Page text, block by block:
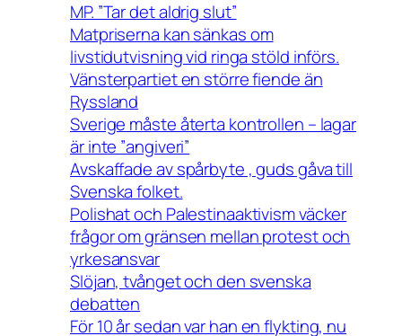
MP. ”Tar det aldrig slut”
Matpriserna kan sänkas om
livstidutvisning vid ringa stöld införs.
Vänsterpartiet en större fiende än
Ryssland
Sverige måste återta kontrollen – lagar
är inte ”angiveri”
Avskaffade av spårbyte , guds gåva till
Svenska folket.
Polishat och Palestinaaktivism väcker
frågor om gränsen mellan protest och
yrkesansvar
Slöjan, tvånget och den svenska
debatten
För 10 år sedan var han en flykting, nu